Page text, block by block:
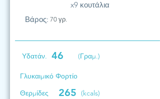
x9 κουτάλια
Βάρος: 70 γρ.
Υδατάν. 46 (Γραμ.)
Γλυκαιμικό Φορτίο
Θερμίδες
265 (kcals)